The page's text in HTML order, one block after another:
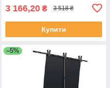
3 166,20 ₴ 3 518 ₴
Купити
–5%